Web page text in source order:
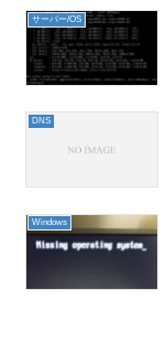
サーバー/OS
DNS
Windows